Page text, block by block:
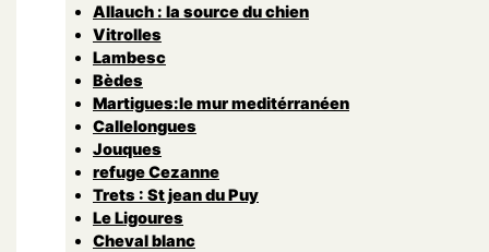
Allauch : la source du chien
Vitrolles
Lambesc
Bèdes
Martigues:le mur meditérranéen
Callelongues
Jouques
refuge Cezanne
Trets : St jean du Puy
Le Ligoures
Cheval blanc